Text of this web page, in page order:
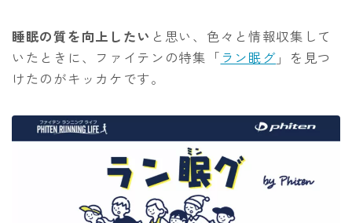
睡眠の質を向上したい と思い、色々と情報収集して
いたときに、ファイテンの特集「 ラン眠グ 」を見つ
けたのがキッカケです。